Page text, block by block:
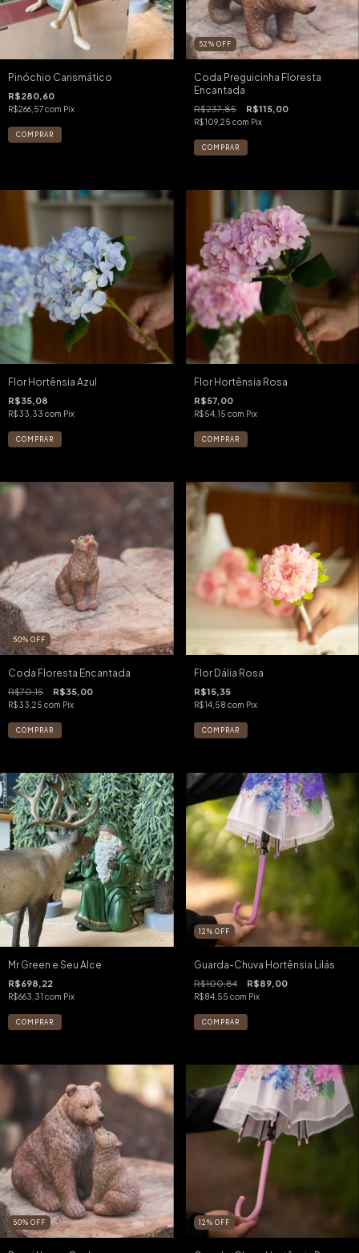
Pinóchio Carismático
R$280,60
R$266,57com Pix
52 % OFF
Coda Preguicinha Floresta
Encantada
R$237,85 R$115,00
R$109,25 com Pix
Flor Hortênsia Azul
R$35,08
R$33,33 com Pix
Flor Hortênsia Rosa
R$57,00
R$54,15 com Pix
50% OFF
Coda Floresta Encantada
R$70,15 R$35,00
R$33,25 com Pix
Flor Dália Rosa
R$15,35
R$14,58 com Pix
Mr Green e Seu Alce
R$698,22
R$663,31 com Pix
12 % OFF
Guarda-Chuva Hortênsia Lilás
R$100,84 R$89,00
R$84,55 com Pix
50% OFF 12 % OFF